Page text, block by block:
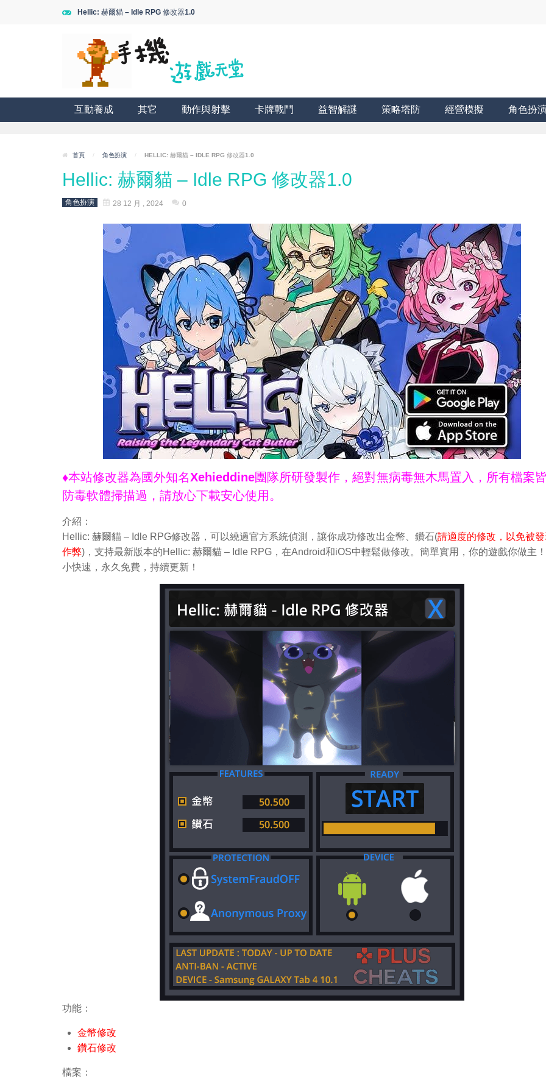
Hellic: 赫爾貓 – Idle RPG 修改器1.0
互動養成 其它 動作與射擊 卡牌戰鬥 益智解謎 策略塔防 經營模擬 角色扮
首頁 / 角色扮演 / HELLIC: 赫爾貓 – IDLE RPG 修改器1.0
Hellic: 赫爾貓 – Idle RPG 修改器1.0
角色扮演 28 12 月 , 2024 0
♦本站修改器為國外知名Xehieddine團隊所研發製作，絕對無病毒無木馬置入，所有檔案
防毒軟體掃描過，請放心下載安心使用。
介紹：
Hellic: 赫爾貓 – Idle RPG修改器，可以繞過官方系統偵測，讓你成功修改出金幣、鑽石(請適度的修改，以免被
作弊)，支持最新版本的Hellic: 赫爾貓 – Idle RPG，在Android和iOS中輕鬆做修改。簡單實用，你的遊戲你做主
小快速，永久免費，持續更新！
功能：
金幣修改
鑽石修改
檔案：